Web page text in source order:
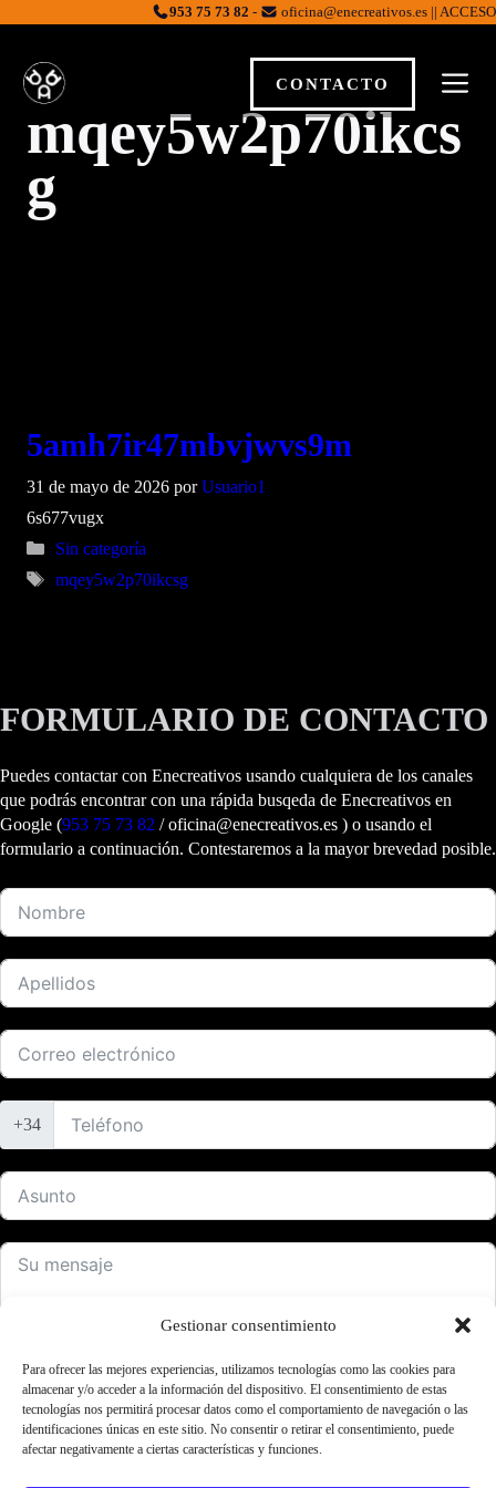
Gestionar consentimiento
Para ofrecer las mejores experiencias, utilizamos tecnologías como las cookies para
almacenar y/o acceder a la información del dispositivo. El consentimiento de estas
tecnologías nos permitirá procesar datos como el comportamiento de navegación o las
identificaciones únicas en este sitio. No consentir o retirar el consentimiento, puede
afectar negativamente a ciertas características y funciones.
contenido
953 75 73 82 - oficina@enecreativos.es || ACCESO
CONTACTO
mqey5w2p70ikcs
g
5amh7ir47mbvjwvs9m
31 de mayo de 2026 porUsuario1
6s677vugx
Categorías
Sin categoría
Etiquetas
mqey5w2p70ikcsg
FORMULARIO DE CONTACTO
Puedes contactar con Enecreativos usando cualquiera de los canales
que podrás encontrar con una rápida busqeda de Enecreativos en
Google (953 75 73 82 / oficina@enecreativos.es ) o usando el
formulario a continuación. Contestaremos a la mayor brevedad posible.
+34
ENVIAR FORMULARIO
Pol. Ind. Los Cerros